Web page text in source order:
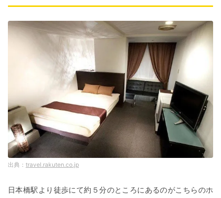
travel.rakuten.co.jp
日本橋駅より徒歩にて約５分のところにあるのがこちらのホ